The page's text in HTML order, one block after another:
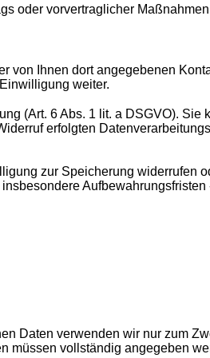
oder vorvertraglicher
von Ihnen dort angegebenen
weiter.
(Art. 6 Abs. 1 lit. a DSGVO). Sie
erfolgten
zur Speicherung widerrufen
Aufbewahrungsfristen
Daten verwenden wir nur zum
müssen vollständig angegeben